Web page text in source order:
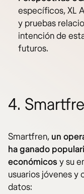
específicos, XL
y pruebas
intención de
futuros.
4.
Smartfren, un
ha ganado
económicosy su
usuarios jóvenes y
datos: